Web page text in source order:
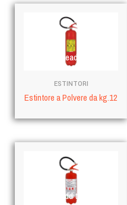
Read more
ESTINTORI
Estintore a Polvere da kg.12
Add to cart